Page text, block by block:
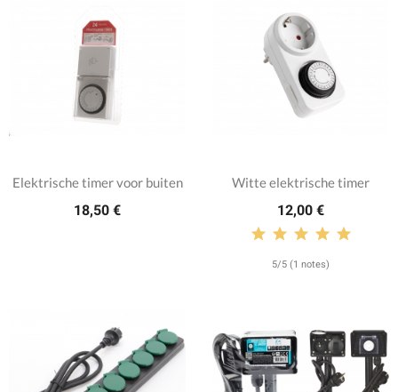
Elektrische timer voor buiten
18,50 €
Witte elektrische timer
12,00 €
5/5 (1 notes)